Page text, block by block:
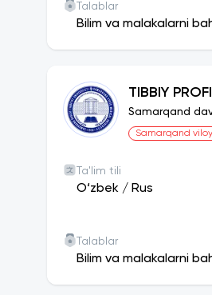
Talablar
Bilim va malakalarni
TIBBIY
Samarqand
Samarqand
Ta'lim tili
O‘zbek / Rus
Talablar
Bilim va malakalarni